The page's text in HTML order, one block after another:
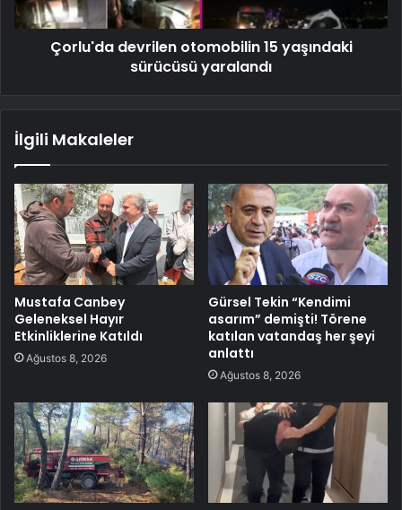
Çorlu'da devrilen otomobilin 15 yaşındaki
sürücüsü yaralandı
İlgili Makaleler
Mustafa Canbey
Geleneksel Hayır
Etkinliklerine Katıldı
Ağustos 8, 2026
Gürsel Tekin “Kendimi
asarım” demişti! Törene
katılan vatandaş her şeyi
anlattı
Ağustos 8, 2026